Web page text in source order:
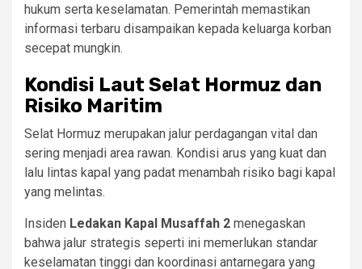
hukum serta keselamatan. Pemerintah memastikan
informasi terbaru disampaikan kepada keluarga korban
secepat mungkin.
Kondisi Laut Selat Hormuz dan
Risiko Maritim
Selat Hormuz merupakan jalur perdagangan vital dan
sering menjadi area rawan. Kondisi arus yang kuat dan
lalu lintas kapal yang padat menambah risiko bagi kapal
yang melintas.
Insiden Ledakan Kapal Musaffah 2 menegaskan
bahwa jalur strategis seperti ini memerlukan standar
keselamatan tinggi dan koordinasi antarnegara yang